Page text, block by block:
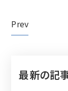
Prev
最新の記